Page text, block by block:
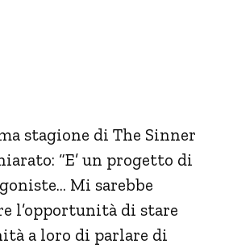
stagione di The Sinner
“E’ un progetto di
Mi sarebbe
l’opportunità di stare
a loro di parlare di